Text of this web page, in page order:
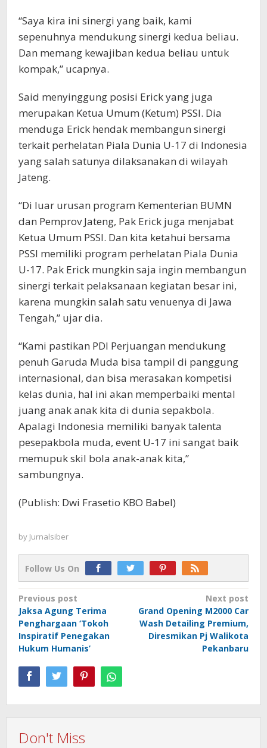
“Saya kira ini sinergi yang baik, kami
sepenuhnya mendukung sinergi kedua beliau.
Dan memang kewajiban kedua beliau untuk
kompak,” ucapnya.
Said menyinggung posisi Erick yang juga
merupakan Ketua Umum (Ketum) PSSI. Dia
menduga Erick hendak membangun sinergi
terkait perhelatan Piala Dunia U-17 di Indonesia
yang salah satunya dilaksanakan di wilayah
Jateng.
“Di luar urusan program Kementerian BUMN
dan Pemprov Jateng, Pak Erick juga menjabat
Ketua Umum PSSI. Dan kita ketahui bersama
PSSI memiliki program perhelatan Piala Dunia
U-17. Pak Erick mungkin saja ingin membangun
sinergi terkait pelaksanaan kegiatan besar ini,
karena mungkin salah satu venuenya di Jawa
Tengah,” ujar dia.
“Kami pastikan PDI Perjuangan mendukung
penuh Garuda Muda bisa tampil di panggung
internasional, dan bisa merasakan kompetisi
kelas dunia, hal ini akan memperbaiki mental
juang anak anak kita di dunia sepakbola.
Apalagi Indonesia memiliki banyak talenta
pesepakbola muda, event U-17 ini sangat baik
memupuk skil bola anak-anak kita,”
sambungnya.
(Publish: Dwi Frasetio KBO Babel)
by Jurnalsiber
Follow Us On
Post
navigation
Previous post
Jaksa Agung Terima
Penghargaan ‘Tokoh
Inspiratif Penegakan
Hukum Humanis’
Next post
Grand Opening M2000 Car
Wash Detailing Premium,
Diresmikan Pj Walikota
Pekanbaru
Don't Miss